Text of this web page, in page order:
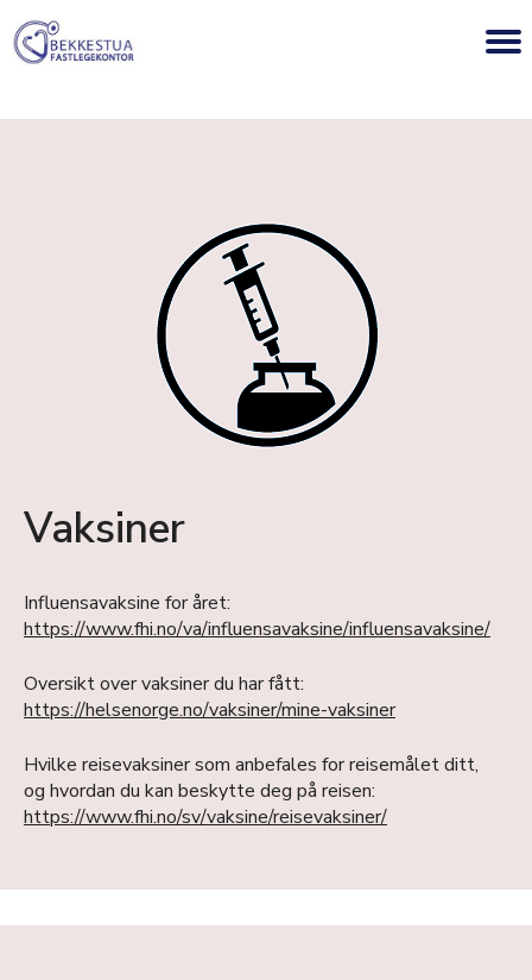
Vaksiner
Influensavaksine for året:
https://www.fhi.no/va/influensavaksine/influensavaksine/
Oversikt over vaksiner du har fått:
https://helsenorge.no/vaksiner/mine-vaksiner
Hvilke reisevaksiner som anbefales for reisemålet ditt,
og hvordan du kan beskytte deg på reisen:
https://www.fhi.no/sv/vaksine/reisevaksiner/